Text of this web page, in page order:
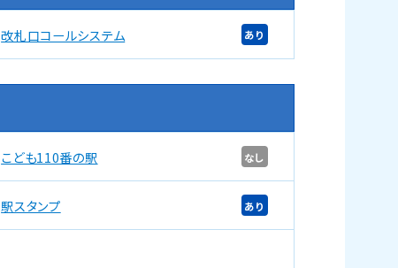
改札口コールシステム あり
こども110番の駅 なし
駅スタンプ あり